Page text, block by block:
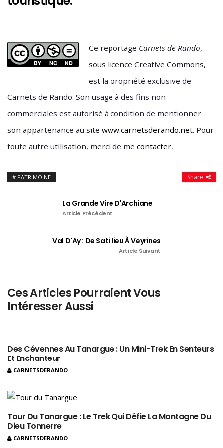
Ce reportage Carnets de Rando,
sous licence Creative Commons,
est la propriété exclusive de
Carnets de Rando. Son usage à des fins non
commerciales est autorisé à condition de mentionner
son appartenance au site www.carnetsderando.net. Pour
toute autre utilisation, merci de me contacter.
PATRIMOINE Share
La Grande Vire D'Archiane
Article Précédent
Val D'Ay : De Satillieu À Veyrines
Article Suivant
Ces Articles Pourraient Vous
Intéresser Aussi
Des Cévennes Au Tanargue : Un Mini-Trek En Senteurs
Et Enchanteur
CARNETSDERANDO
Tour Du Tanargue : Le Trek Qui Défie La Montagne Du
Dieu Tonnerre
CARNETSDERANDO